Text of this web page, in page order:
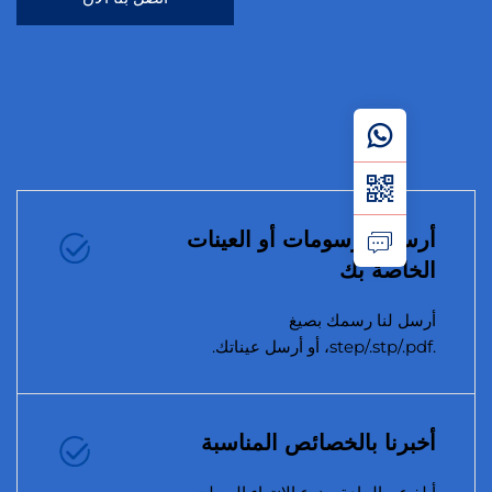
الرسومات أو العينات
بك
لنا رسمك بصيغ
بالخصائص المناسبة